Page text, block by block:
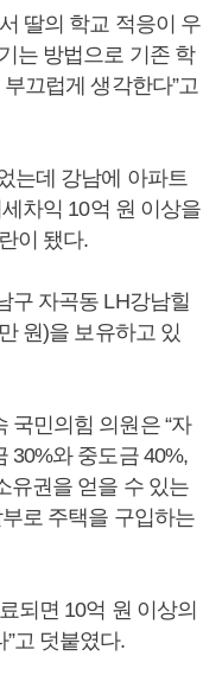
딸의 학교 적응이 우
는 방법으로 기존 학
끄럽게 생각한다”고
는데 강남에 아파트
차익 10억 원 이상을
이 됐다.
구 자곡동 LH강남힐
원)을 보유하고 있
국민의힘 의원은 “자
30%와 중도금 40%,
유권을 얻을 수 있는
부로 주택을 구입하는
되면 10억 원 이상의
고 덧붙였다.